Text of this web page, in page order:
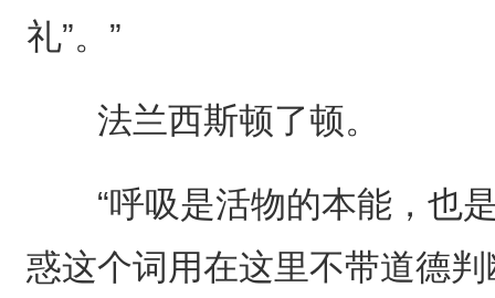
礼”。”
法兰西斯顿了顿。
“呼吸是活物的本能，也是
惑这个词用在这里不带道德